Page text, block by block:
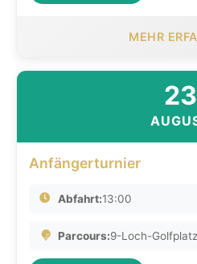
MEHR
23
Anfängerturnier
Abfahrt:13:00
Parcours:9-Loch-Golfplatz